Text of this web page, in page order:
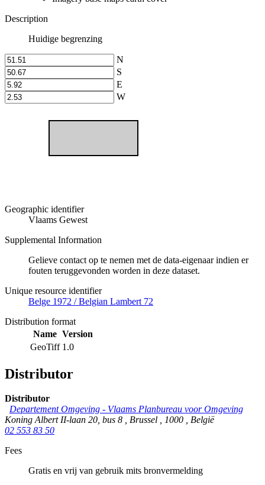
Description
Huidige begrenzing
N
S
E
W
Geographic identifier
Vlaams Gewest
Supplemental Information
Gelieve contact op te nemen met de data-eigenaar indien er
fouten teruggevonden worden in deze dataset.
Unique resource identifier
Belge 1972 / Belgian Lambert 72
Distribution format
Name Version
GeoTiff 1.0
Distributor
Distributor
Departement Omgeving - Vlaams Planbureau voor Omgeving
Koning Albert II-laan 20, bus 8 , Brussel , 1000 , België
02 553 83 50
Fees
Gratis en vrij van gebruik mits bronvermelding